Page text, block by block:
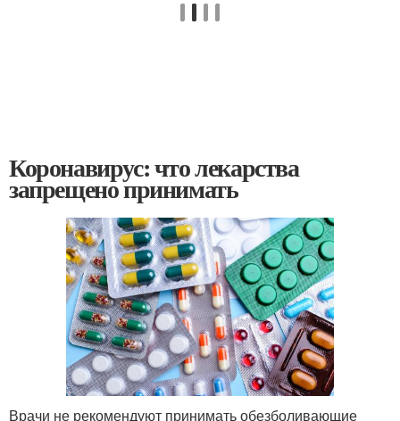
Коронавирус: что лекарства
запрещено принимать
Врачи не рекомендуют принимать обезболивающие